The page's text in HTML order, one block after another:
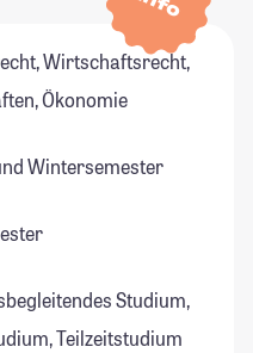
Wirtschaftsrecht,
Ökonomie
Wintersemester
Studium,
Teilzeitstudium